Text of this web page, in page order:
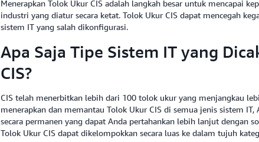
Menerapkan Tolok Ukur CIS adalah langkah besar untuk mencapai
industri yang diatur secara ketat. Tolok Ukur CIS dapat mencegah
sistem IT yang salah dikonfigurasi.
Apa Saja Tipe Sistem IT yang
CIS?
CIS telah menerbitkan lebih dari 100 tolok ukur yang menjangkau
menerapkan dan memantau Tolok Ukur CIS di semua jenis sistem
secara permanen yang dapat Anda pertahankan lebih lanjut dengan
Tolok Ukur CIS dapat dikelompokkan secara luas ke dalam tujuh